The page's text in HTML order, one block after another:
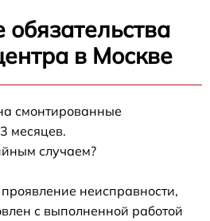
в Москве
смонтированные
месяцев.
случаем?
неисправности,
с выполненной работой